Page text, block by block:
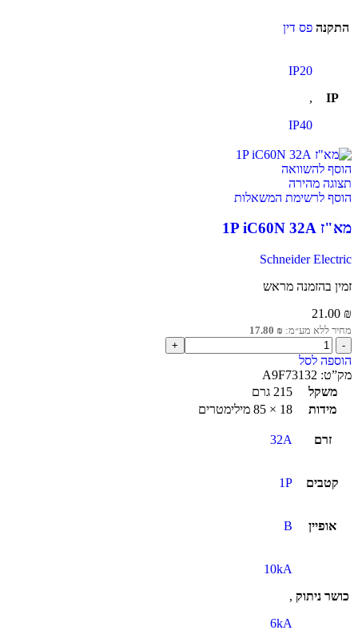
התקנה פס דין
IP
IP20
,
IP40
הוסף להשוואה
תצוגה מהירה
הוסף לרשימת המשאלות
מא"ז 1P iC60N 32A
Schneider Electric
זמין בהזמנה מראש
21.00 ₪
מחיר ללא מע״מ: 17.80 ₪
הוספה לסל
מק”ט: A9F73132
משקל
215 גרם
מידות
18 × 85 מילימטרים
זרם 32A
קטבים 1P
אופיין B
כושר ניתוק
10kA
,
6kA